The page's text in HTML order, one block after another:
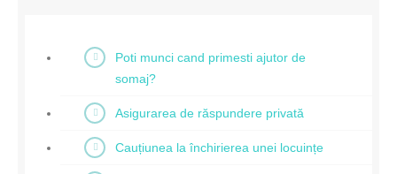
Poti munci cand primesti ajutor de
somaj?
Asigurarea de răspundere privată
Cauțiunea la închirierea unei locuințe